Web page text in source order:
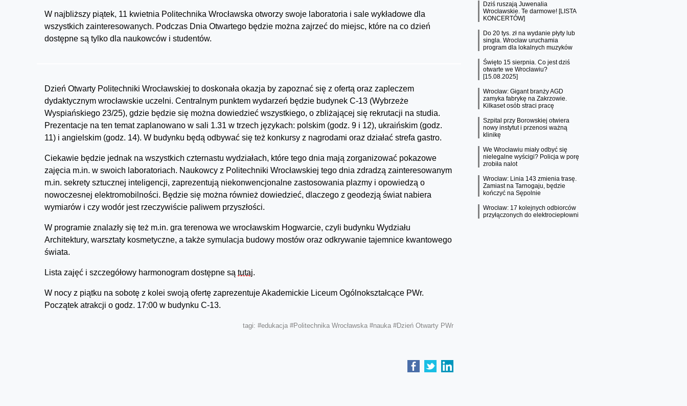
W najbliższy piątek, 11 kwietnia Politechnika Wrocławska otworzy swoje laboratoria i sale wykładowe dla
wszystkich zainteresowanych. Podczas Dnia Otwartego będzie można zajrzeć do miejsc, które na co dzień
dostępne są tylko dla naukowców i studentów.
Dzień Otwarty Politechniki Wrocławskiej to doskonała okazja by zapoznać się z ofertą oraz zapleczem
dydaktycznym wrocławskie uczelni. Centralnym punktem wydarzeń będzie budynek C-13 (Wybrzeże
Wyspiańskiego 23/25), gdzie będzie się można dowiedzieć wszystkiego, o zbliżającej się rekrutacji na studia.
Prezentacje na ten temat zaplanowano w sali 1.31 w trzech językach: polskim (godz. 9 i 12), ukraińskim (godz.
11) i angielskim (godz. 14). W budynku będą odbywać się też konkursy z nagrodami oraz działać strefa gastro.
Ciekawie będzie jednak na wszystkich czternastu wydziałach, które tego dnia mają zorganizować pokazowe
zajęcia m.in. w swoich laboratoriach. Naukowcy z Politechniki Wrocławskiej tego dnia zdradzą zainteresowanym
m.in. sekrety sztucznej inteligencji, zaprezentują niekonwencjonalne zastosowania plazmy i opowiedzą o
nowoczesnej elektromobilności. Będzie się można również dowiedzieć, dlaczego z geodezją świat nabiera
wymiarów i czy wodór jest rzeczywiście paliwem przyszłości.
W programie znalazły się też m.in. gra terenowa we wrocławskim Hogwarcie, czyli budynku Wydziału
Architektury, warsztaty kosmetyczne, a także symulacja budowy mostów oraz odkrywanie tajemnice kwantowego
świata.
Lista zajęć i szczegółowy harmonogram dostępne są tutaj.
W nocy z piątku na sobotę z kolei swoją ofertę zaprezentuje Akademickie Liceum Ogólnokształcące PWr.
Początek atrakcji o godz. 17:00 w budynku C-13.
tagi: #edukacja #Politechnika Wrocławska #nauka #Dzień Otwarty PWr
Dziś ruszają Juwenalia
Wrocławskie. Te darmowe! [LISTA
KONCERTÓW]
Do 20 tys. zł na wydanie płyty lub
singla. Wrocław uruchamia
program dla lokalnych muzyków
Święto 15 sierpnia. Co jest dziś
otwarte we Wrocławiu?
[15.08.2025]
Wrocław: Gigant branży AGD
zamyka fabrykę na Zakrzowie.
Kilkaset osób straci pracę
Szpital przy Borowskiej otwiera
nowy instytut i przenosi ważną
klinikę
We Wrocławiu miały odbyć się
nielegalne wyścigi? Policja w porę
zrobiła nalot
Wrocław: Linia 143 zmienia trasę.
Zamiast na Tarnogaju, będzie
kończyć na Sępolnie
Wrocław: 17 kolejnych odbiorców
przyłączonych do elektrociepłowni